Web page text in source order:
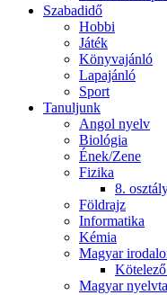
Szabadidő
Hobbi
Játék
Könyvajánló
Lapajánló
Sport
Tanuljunk
Angol nyelv
Biológia
Ének/Zene
Fizika
8.
Földrajz
Informatika
Kémia
Magyar
Magyar